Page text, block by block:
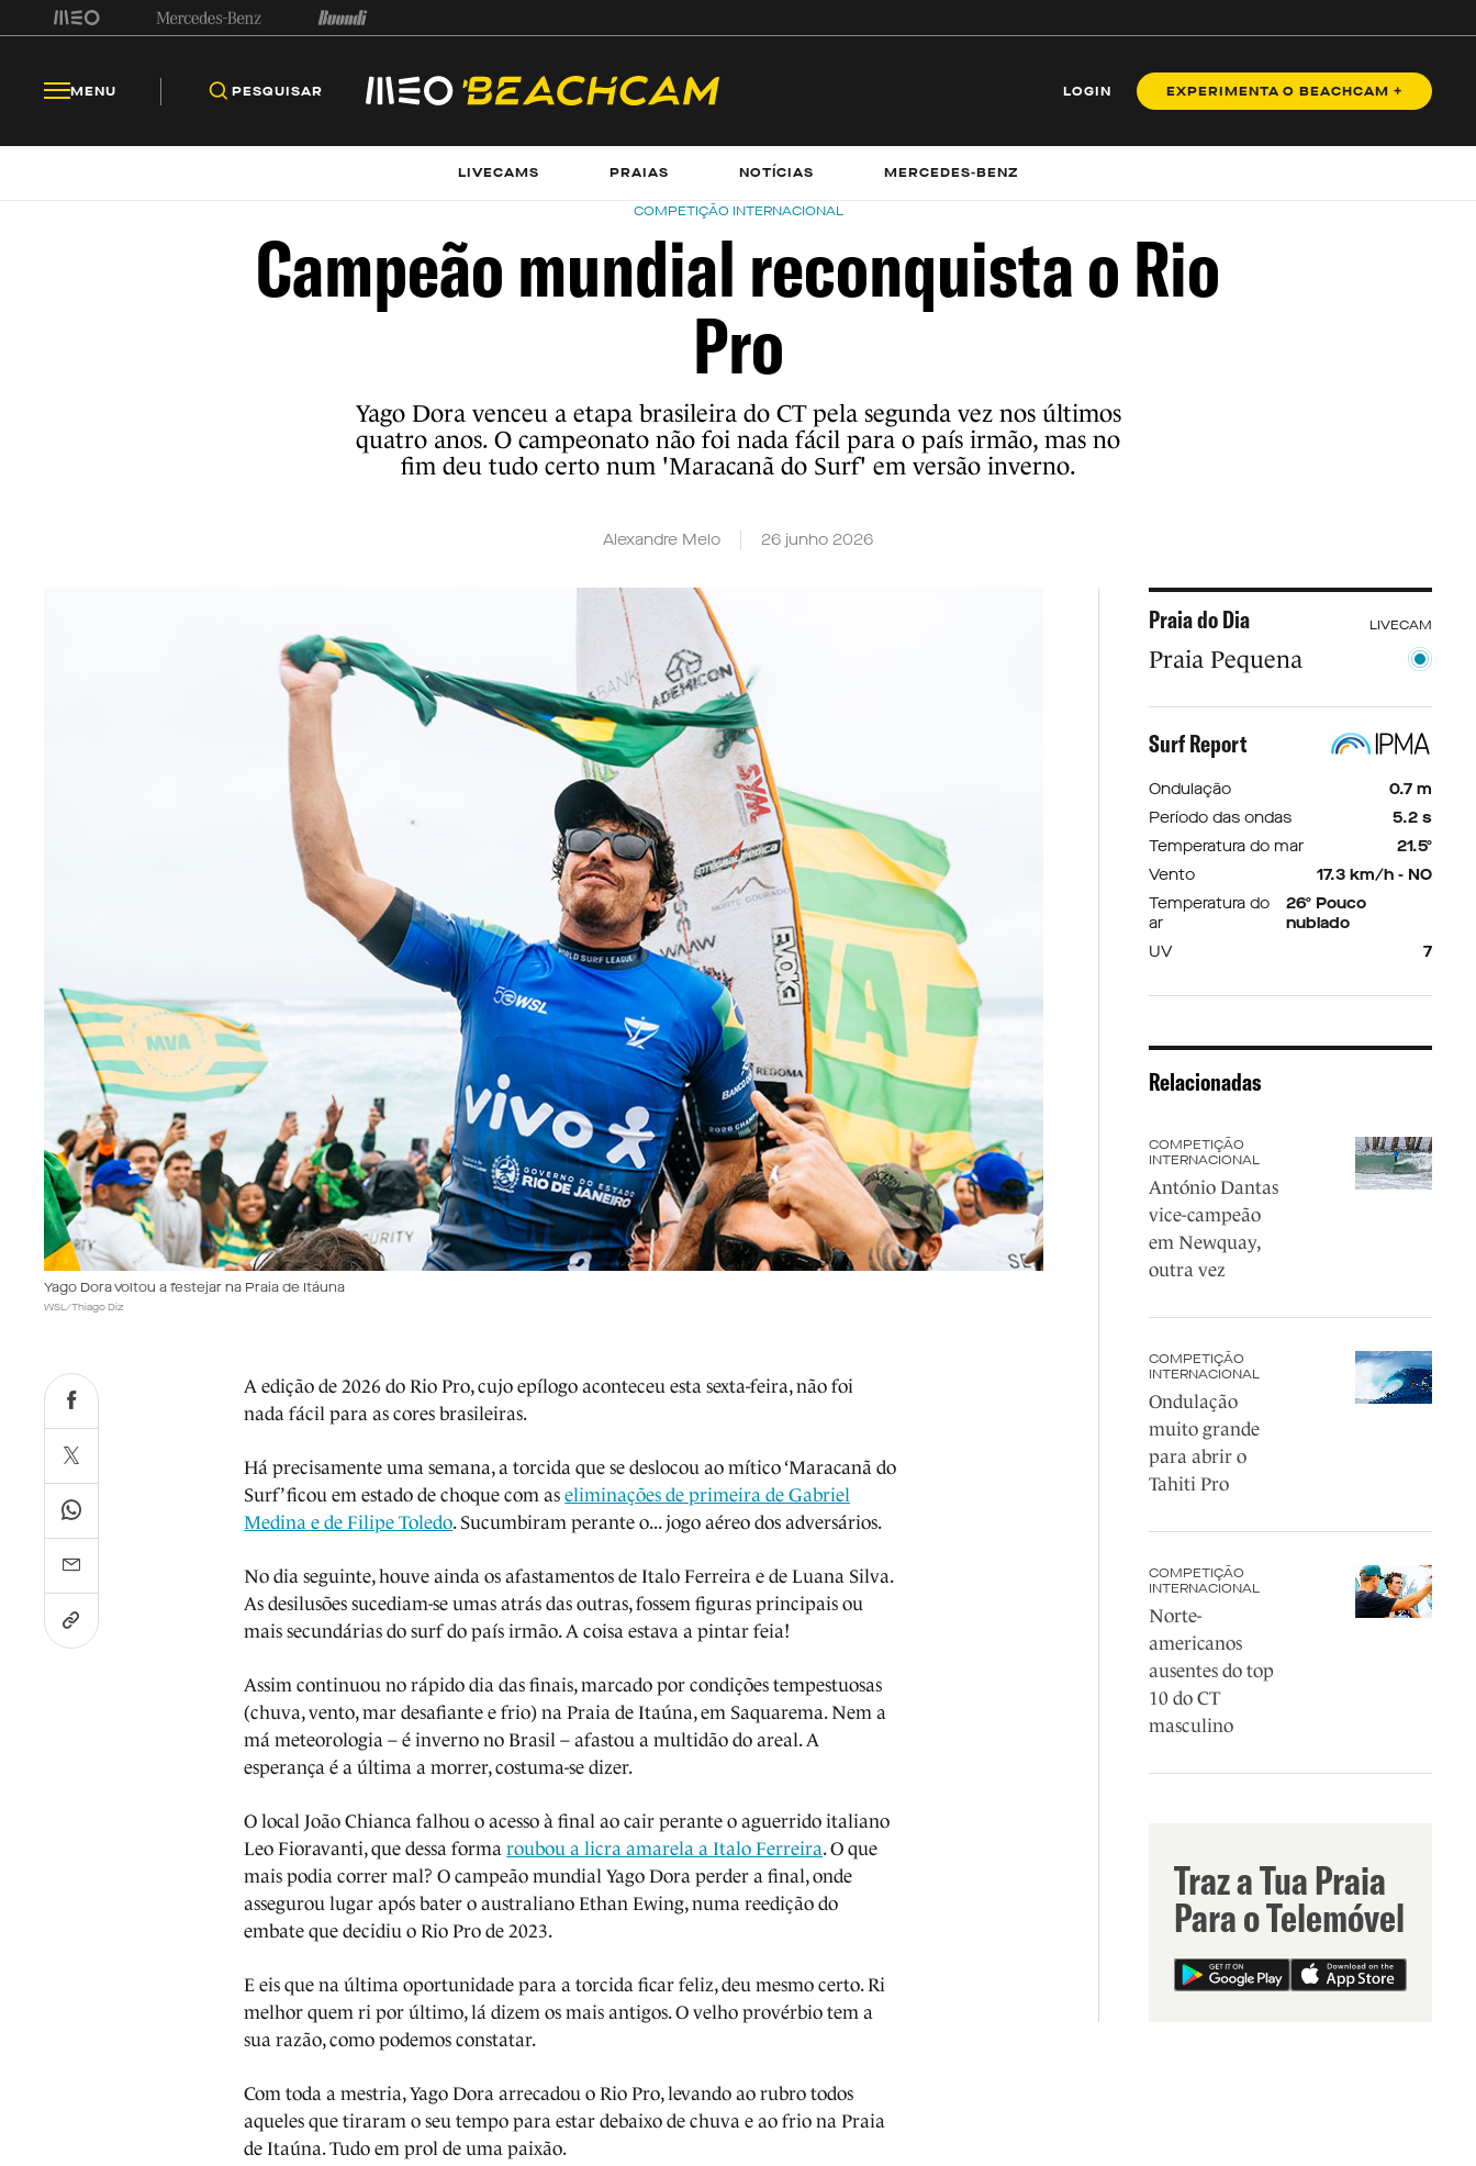
MENU PESQUISAR LOGIN EXPERIMENTA O BEACHCAM +
LIVECAMS PRAIAS NOTÍCIAS MERCEDES-BENZ
COMPETIÇÃO INTERNACIONAL
Campeão mundial reconquista o Rio
Pro
Yago Dora venceu a etapa brasileira do CT pela segunda vez nos últimos
quatro anos. O campeonato não foi nada fácil para o país irmão, mas no
fim deu tudo certo num 'Maracanã do Surf' em versão inverno.
Alexandre Melo 26 junho 2026
Yago Dora voltou a festejar na Praia de Itáuna
WSL/Thiago Diz
A edição de 2026 do Rio Pro, cujo epílogo aconteceu esta sexta-feira, não foi
nada fácil para as cores brasileiras.
Há precisamente uma semana, a torcida que se deslocou ao mítico ‘Maracanã do
Surf’ ficou em estado de choque com aseliminações de primeira de Gabriel
Medina e de Filipe Toledo. Sucumbiram perante o... jogo aéreo dos adversários.
No dia seguinte, houve ainda os afastamentos de Italo Ferreira e de Luana Silva.
As desilusões sucediam-se umas atrás das outras, fossem figuras principais ou
mais secundárias do surf do país irmão. A coisa estava a pintar feia!
Assim continuou no rápido dia das finais, marcado por condições tempestuosas
(chuva, vento, mar desafiante e frio) na Praia de Itaúna, em Saquarema. Nem a
má meteorologia – é inverno no Brasil – afastou a multidão do areal. A
esperança é a última a morrer, costuma-se dizer.
O local João Chianca falhou o acesso à final ao cair perante o aguerrido italiano
Leo Fioravanti, que dessa formaroubou a licra amarela a Italo Ferreira. O que
mais podia correr mal? O campeão mundial Yago Dora perder a final, onde
assegurou lugar após bater o australiano Ethan Ewing, numa reedição do
embate que decidiu o Rio Pro de 2023.
E eis que na última oportunidade para a torcida ficar feliz, deu mesmo certo. Ri
melhor quem ri por último, lá dizem os mais antigos. O velho provérbio tem a
sua razão, como podemos constatar.
Com toda a mestria, Yago Dora arrecadou o Rio Pro, levando ao rubro todos
aqueles que tiraram o seu tempo para estar debaixo de chuva e ao frio na Praia
de Itaúna. Tudo em prol de uma paixão.
Praia do Dia LIVECAM
Praia Pequena
Surf Report
Ondulação
0.7 m
Período das ondas
5.2 s
Temperatura do mar
21.5º
Vento
17.3 km/h - NO
Temperatura do
ar
26º Pouco
nublado
UV
7
Relacionadas
COMPETIÇÃO
INTERNACIONAL
António Dantas
vice-campeão
em Newquay,
outra vez
COMPETIÇÃO
INTERNACIONAL
Ondulação
muito grande
para abrir o
Tahiti Pro
COMPETIÇÃO
INTERNACIONAL
Norte-
americanos
ausentes do top
10 do CT
masculino
Traz a Tua Praia
Para o Telemóvel